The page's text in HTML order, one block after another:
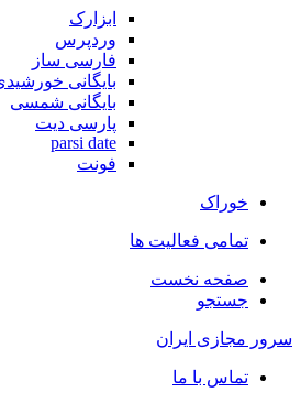
ابزارک
وردپرس
فارسی ساز
بایگانی
بایگانی شمسی
پارسی دیت
parsi date
فونت
خوراک
تمامی فعالیت ها
صفحه نخست
جستجو
سرور مجازی ایران
تماس با ما